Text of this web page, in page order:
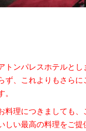
トンパレスホテルと
ず、これよりもさら
。
料理につきましても
しい最高の料理をご提
わせ